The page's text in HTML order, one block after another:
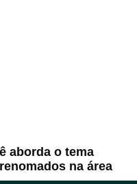
aborda o tema
na área